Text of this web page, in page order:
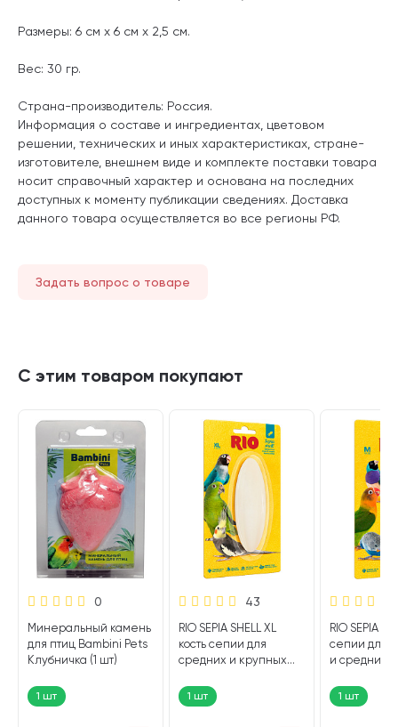
Размеры: 6 см х 6 см х 2,5 см.
Вес: 30 гр.
Страна-производитель: Россия.
Информация о составе и ингредиентах, цветовом
решении, технических и иных характеристиках, стране-
изготовителе, внешнем виде и комплекте поставки товара
носит справочный характер и основана на последних
доступных к моменту публикации сведениях. Доставка
данного товара осуществляется во все регионы РФ.
Задать вопрос о товаре
С этим товаром покупают
0
Минеральный камень
для птиц Bambini Pets
Клубничка (1 шт)
1 шт
43
RIO SEPIA SHELL XL
кость сепии для
средних и крупных
1 шт
RIO SEPIA
сепии для
и средних
шт)1 шт